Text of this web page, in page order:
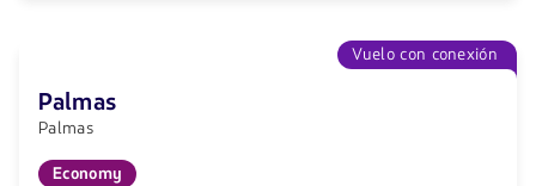
Vuelo con conexión
Palmas
Palmas
Economy